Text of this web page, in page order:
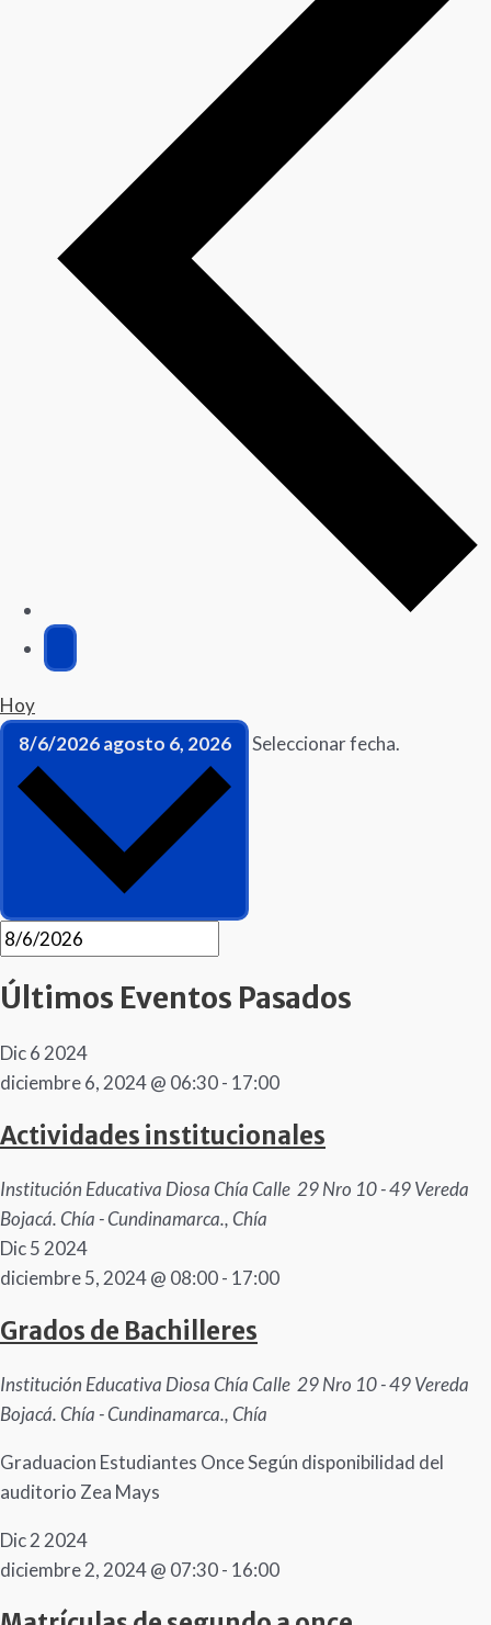
Hoy
8/6/2026agosto 6, 2026 Seleccionar fecha.
Últimos Eventos Pasados
Dic62024
diciembre 6, 2024 @ 06:30- 17:00
Actividades institucionales
Institución Educativa Diosa ChíaCalle 29 Nro 10 - 49 Vereda
Bojacá. Chía - Cundinamarca., Chía
Dic52024
diciembre 5, 2024 @ 08:00- 17:00
Grados de Bachilleres
Institución Educativa Diosa ChíaCalle 29 Nro 10 - 49 Vereda
Bojacá. Chía - Cundinamarca., Chía
Graduacion Estudiantes Once Según disponibilidad del
auditorio Zea Mays
Dic22024
diciembre 2, 2024 @ 07:30- 16:00